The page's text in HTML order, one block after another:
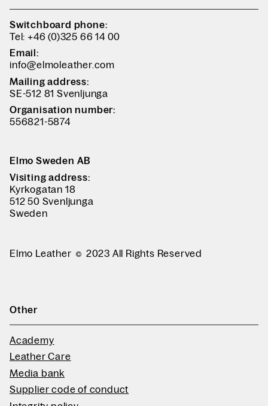
Switchboard phone:
Tel: +46 (0)325 66 14 00
Email:
info@elmoleather.com
Mailing address:
SE-512 81 Svenljunga
Organisation number:
556821-5874
Elmo Sweden AB
Visiting address:
Kyrkogatan 18
512 50 Svenljunga
Sweden
Elmo Leather 2023 All Rights Reserved
Other
Academy
Leather Care
Media bank
Supplier code of conduct